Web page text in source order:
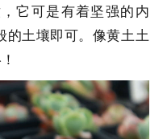
它可是有着坚强的内
的土壤即可。像黄土土